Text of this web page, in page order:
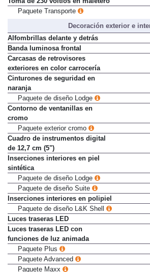
Toma de 230 voltios en maletero
Decoración exterior e
Alfombrillas delante y detrás
Banda luminosa frontal
Carcasas de retrovisores
exteriores en color carrocería
Cinturones de seguridad en
naranja
Paquete de diseño Lodge
Contorno de ventanillas en
cromo
Paquete exterior cromo
Cuadro de instrumentos digital
de 12,7 cm (5")
Inserciones interiores en piel
sintética
Paquete de diseño Lodge
Paquete de diseño Suite
Inserciones interiores en polipiel
Paquete de diseño L&K Shell
Luces traseras LED
Luces traseras LED con
funciones de luz animada
Paquete Plus
Paquete Advanced